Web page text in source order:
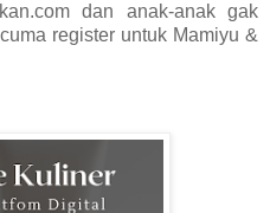
dan anak-anak gak
register untuk Mamiyu &